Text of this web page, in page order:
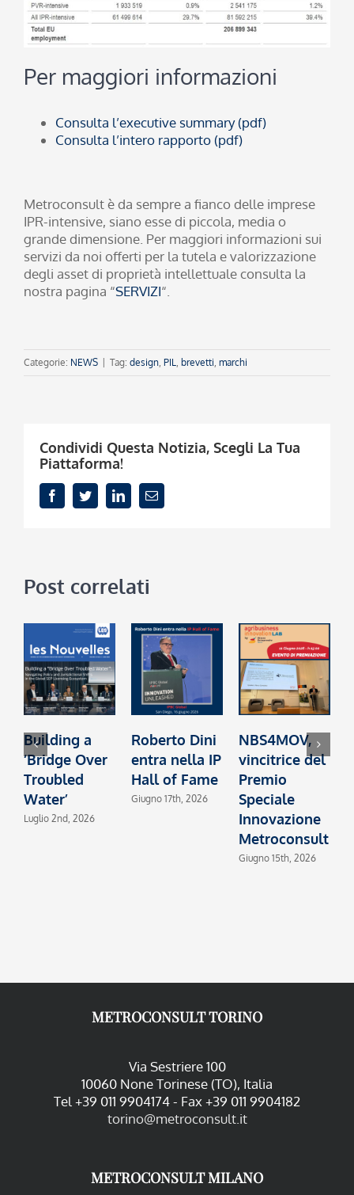
Per maggiori informazioni
Consulta l’executive summary (pdf)
Consulta l’intero rapporto (pdf)
Metroconsult è da sempre a fianco delle imprese
IPR-intensive, siano esse di piccola, media o
grande dimensione. Per maggiori informazioni sui
servizi da noi offerti per la tutela e valorizzazione
degli asset di proprietà intellettuale consulta la
nostra pagina “SERVIZI“.
Categorie: NEWS Tag: design PIL brevetti marchi
Condividi Questa Notizia, Scegli La Tua
Piattaforma!
FacebookTwitterLinkedInEmail
Post correlati
Building a
‘Bridge Over
Troubled
Water’
Luglio 2nd, 2026
Roberto Dini
entra nella IP
Hall of Fame
Giugno 17th, 2026
NBS4MOV,
vincitrice del
Premio
Speciale
Innovazione
Metroconsult
Giugno 15th, 2026
METROCONSULT TORINO
Via Sestriere 100
10060 None Torinese (TO), Italia
Tel +39 011 9904174 - Fax +39 011 9904182
torino@metroconsult.it
METROCONSULT MILANO